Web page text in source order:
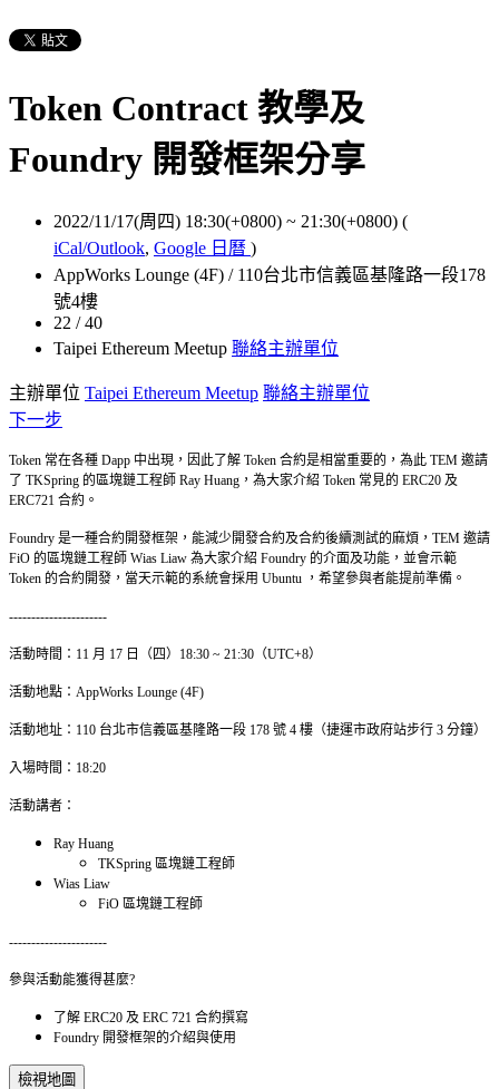
Token Contract 教學及
Foundry 開發框架分享
2022/11/17(周四) 18:30(+0800) ~ 21:30(+0800) (
iCal/Outlook, Google 日曆 )
AppWorks Lounge (4F) / 110台北市信義區基隆路一段178
號4樓
22 / 40
Taipei Ethereum Meetup 聯絡主辦單位
主辦單位 Taipei Ethereum Meetup 聯絡主辦單位
下一步
Token 常在各種 Dapp 中出現，因此了解 Token 合約是相當重要的，為此 TEM 邀請
了 TKSpring 的區塊鏈工程師 Ray Huang，為大家介紹 Token 常見的 ERC20 及
ERC721 合約。
Foundry 是一種合約開發框架，能減少開發合約及合約後續測試的麻煩，TEM 邀請
FiO 的區塊鏈工程師 Wias Liaw 為大家介紹 Foundry 的介面及功能，並會示範
Token 的合約開發，當天示範的系統會採用 Ubuntu ，希望參與者能提前準備。
----------------------
活動時間：11 月 17 日（四）18:30 ~ 21:30（UTC+8）
活動地點：AppWorks Lounge (4F)
活動地址：110 台北市信義區基隆路一段 178 號 4 樓（捷運市政府站步行 3 分鐘）
入場時間：18:20
活動講者：
Ray Huang
TKSpring 區塊鏈工程師
Wias Liaw
FiO 區塊鏈工程師
----------------------
參與活動能獲得甚麼?
了解 ERC20 及 ERC 721 合約撰寫
Foundry 開發框架的介紹與使用
檢視地圖